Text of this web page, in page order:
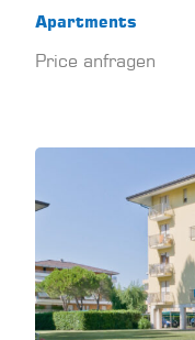
Apartments
Price anfragen